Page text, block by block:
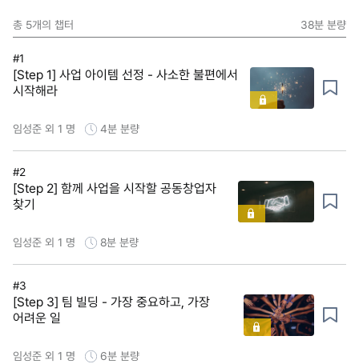
총 5개의 챕터 38분 분량
#1
[Step 1] 사업 아이템 선정 - 사소한 불편에서
시작해라
임성준 외 1 명 4분 분량
#2
[Step 2] 함께 사업을 시작할 공동창업자
찾기
임성준 외 1 명 8분 분량
#3
[Step 3] 팀 빌딩 - 가장 중요하고, 가장
어려운 일
임성준 외 1 명 6분 분량